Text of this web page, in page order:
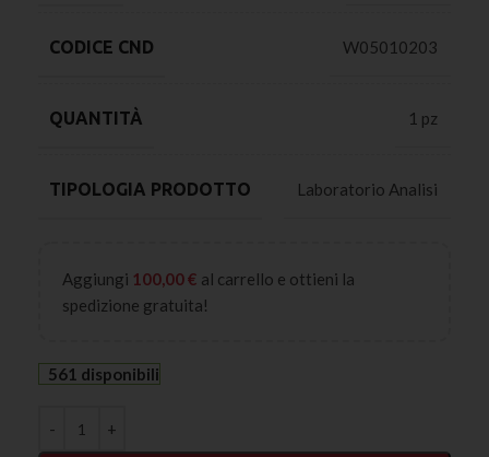
CODICE CND W05010203
QUANTITÀ 1 pz
TIPOLOGIA PRODOTTO Laboratorio Analisi
Aggiungi 100,00€ al carrello e ottieni la
spedizione gratuita!
561 disponibili